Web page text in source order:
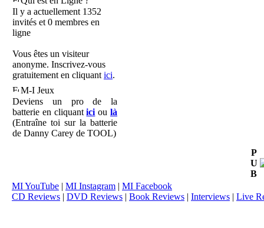
Il y a actuellement 1352
invités et 0 membres en
ligne
Vous êtes un visiteur
anonyme. Inscrivez-vous
gratuitement en cliquant ici.
M-I Jeux
Deviens un pro de la
batterie en cliquantici oulà
(Entraîne toi sur la batterie
de Danny Carey de TOOL)
P
U
B
MI YouTube | MI Instagram | MI Facebook
CD Reviews | DVD Reviews | Book Reviews | Interviews | Live